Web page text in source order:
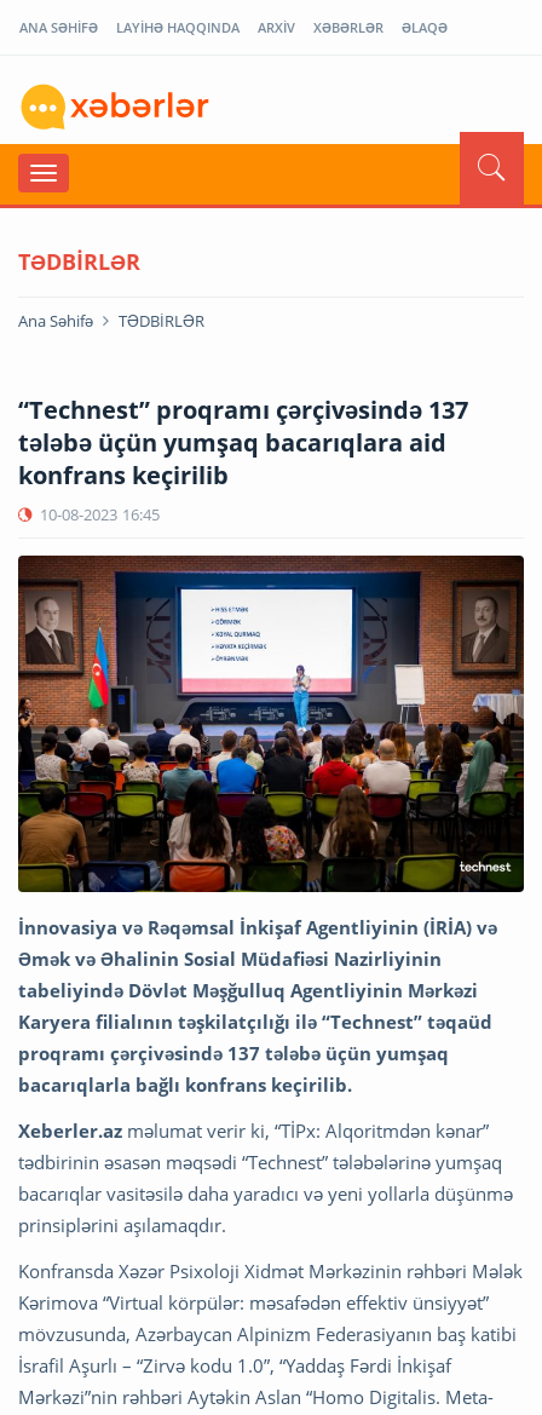
ANA SƏHİFƏ LAYİHƏ HAQQINDA ARXİV XƏBƏRLƏR ƏLAQƏ
TƏDBİRLƏR
Ana Səhifə TƏDBİRLƏR
“Technest” proqramı çərçivəsində 137
tələbə üçün yumşaq bacarıqlara aid
konfrans keçirilib
10-08-2023 16:45
İnnovasiya və Rəqəmsal İnkişaf Agentliyinin (İRİA) və
Əmək və Əhalinin Sosial Müdafiəsi Nazirliyinin
tabeliyində Dövlət Məşğulluq Agentliyinin Mərkəzi
Karyera filialının təşkilatçılığı ilə “Technest” təqaüd
proqramı çərçivəsində 137 tələbə üçün yumşaq
bacarıqlarla bağlı konfrans keçirilib.
Xeberler.az məlumat verir ki, “TİPx: Alqoritmdən kənar”
tədbirinin əsasən məqsədi “Technest” tələbələrinə yumşaq
bacarıqlar vasitəsilə daha yaradıcı və yeni yollarla düşünmə
prinsiplərini aşılamaqdır.
Konfransda Xəzər Psixoloji Xidmət Mərkəzinin rəhbəri Mələk
Kərimova “Virtual körpülər: məsafədən effektiv ünsiyyət”
mövzusunda, Azərbaycan Alpinizm Federasiyanın baş katibi
İsrafil Aşurlı – “Zirvə kodu 1.0”, “Yaddaş Fərdi İnkişaf
Mərkəzi”nin rəhbəri Aytəkin Aslan “Homo Digitalis. Meta-